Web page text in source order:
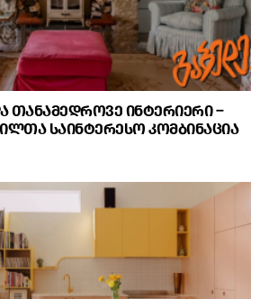
თანამედროვე ინტერიერი –
საინტერესო კომბინაცია